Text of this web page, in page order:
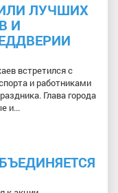
ЛУЧШИХ
И
встретился с
и работниками
Глава города
и...